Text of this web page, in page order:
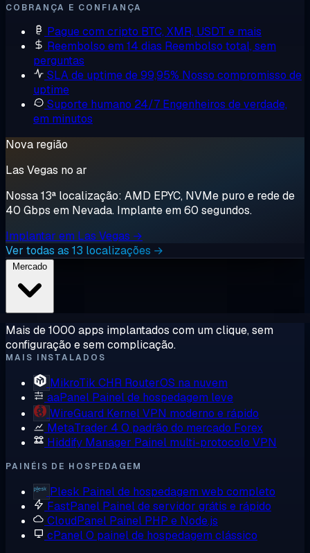
COBRANÇA E CONFIANÇA
Pague com cripto BTC, XMR, USDT e mais
Reembolso em 14 dias Reembolso total, sem
perguntas
SLA de uptime de 99,95% Nosso compromisso de
uptime
Suporte humano 24/7 Engenheiros de verdade,
em minutos
Nova região
Las Vegas no ar
Nossa 13ª localização: AMD EPYC, NVMe puro e rede de
40 Gbps em Nevada. Implante em 60 segundos.
Implantar em Las Vegas →
Ver todas as 13 localizações →
Mais de 1000 apps implantados com um clique, sem
configuração e sem complicação.
MAIS INSTALADOS
MikroTik CHR RouterOS na nuvem
aaPanel Painel de hospedagem leve
WireGuard Kernel VPN moderno e rápido
MetaTrader 4 O padrão do mercado Forex
Hiddify Manager Painel multi-protocolo VPN
PAINÉIS DE HOSPEDAGEM
Plesk Painel de hospedagem web completo
FastPanel Painel de servidor grátis e rápido
CloudPanel Painel PHP e Node.js
cPanelO painel de hospedagem clássico